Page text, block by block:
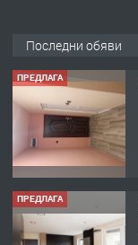
Последни обяви
ПРЕДЛАГА
ПРЕДЛАГА